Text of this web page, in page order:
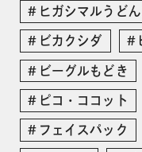
ヒガシマルうど
ビカクシダ
ビーグルもどき
ピコ・ココット
フェイスパック